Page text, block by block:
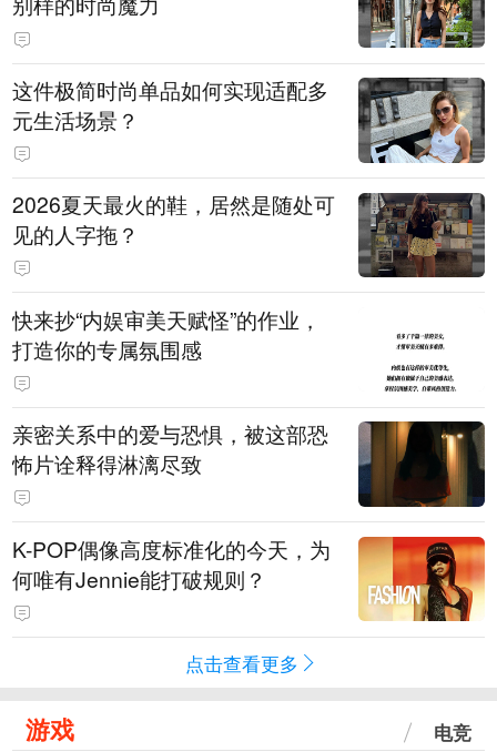
这件极简时尚单品如何实现适配多
元生活场景？
2026夏天最火的鞋，居然是随处可
见的人字拖？
快来抄“内娱审美天赋怪”的作业，
打造你的专属氛围感
亲密关系中的爱与恐惧，被这部恐
怖片诠释得淋漓尽致
K-POP偶像高度标准化的今天，为
何唯有Jennie能打破规则？
点击查看更多
游戏 电竞